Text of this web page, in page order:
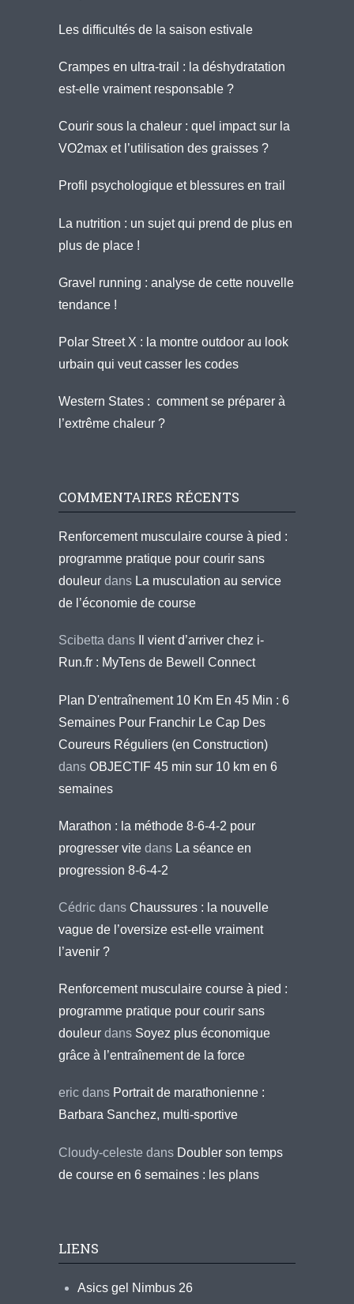
Les difficultés de la saison estivale
Crampes en ultra-trail : la déshydratation
est-elle vraiment responsable ?
Courir sous la chaleur : quel impact sur la
VO2max et l’utilisation des graisses ?
Profil psychologique et blessures en trail
La nutrition : un sujet qui prend de plus en
plus de place !
Gravel running : analyse de cette nouvelle
tendance !
Polar Street X : la montre outdoor au look
urbain qui veut casser les codes
Western States : comment se préparer à
l’extrême chaleur ?
COMMENTAIRES RÉCENTS
Renforcement musculaire course à pied :
programme pratique pour courir sans
douleur dans La musculation au service
de l’économie de course
Scibetta dans
Il vient d’arriver chez i-
Run.fr : MyTens de Bewell Connect
Plan D'entraînement 10 Km En 45 Min : 6
Semaines Pour Franchir Le Cap Des
Coureurs Réguliers (en Construction)
dans OBJECTIF 45 min sur 10 km en 6
semaines
Marathon : la méthode 8-6-4-2 pour
progresser vite dans La séance en
progression 8-6-4-2
Cédric dans Chaussures : la nouvelle
vague de l’oversize est-elle vraiment
l’avenir ?
Renforcement musculaire course à pied :
programme pratique pour courir sans
douleur dans Soyez plus économique
grâce à l’entraînement de la force
eric dans Portrait de marathonienne :
Barbara Sanchez, multi-sportive
Cloudy-celeste dans Doubler son temps
de course en 6 semaines : les plans
LIENS
Asics gel Nimbus 26